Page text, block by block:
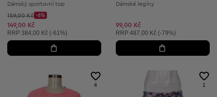
Dámský sportovní top
Původní cena:
159,00 Kč
Discount Price:
-6%
Snížená cena:
149,00 Kč
Doporučená cena:
RRP 384,00 Kč (-61%)
Dámské legíny
99,00 Kč
Doporučená cena:
RRP 487,00 Kč (-79%)
4 1